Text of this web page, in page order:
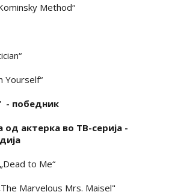
Method“
Yourself“
- победник
од актерка во ТВ-серија -
to Me“
Marvelous Mrs. Maisel"